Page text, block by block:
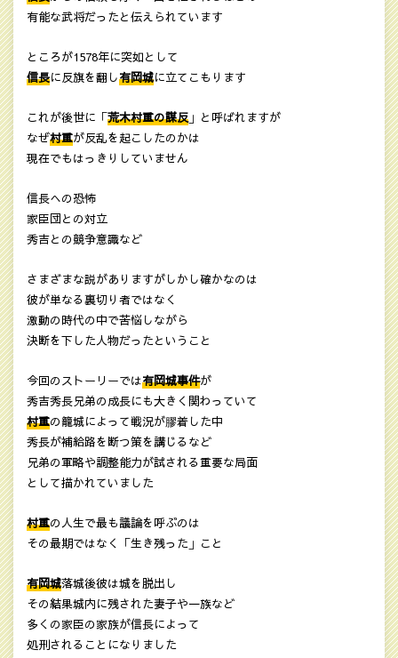
有能な武将だったと伝えられています
ところが1578年に突如として
信長に反旗を翻し有岡城に立てこもります
これが後世に「荒木村重の謀反」と呼ばれますが
なぜ村重が反乱を起こしたのかは
現在でもはっきりしていません
信長への恐怖
家臣団との対立
秀吉との競争意識など
さまざまな説がありますがしかし確かなのは
彼が単なる裏切り者ではなく
激動の時代の中で苦悩しながら
決断を下した人物だったということ
今回のストーリーでは有岡城事件が
秀吉秀長兄弟の成長にも大きく関わっていて
村重の籠城によって戦況が膠着した中
秀長が補給路を断つ策を講じるなど
兄弟の軍略や調整能力が試される重要な局面
として描かれていました
村重の人生で最も議論を呼ぶのは
その最期ではなく「生き残った」こと
有岡城落城後彼は城を脱出し
その結果城内に残された妻子や一族など
多くの家臣の家族が信長によって
処刑されることになりました